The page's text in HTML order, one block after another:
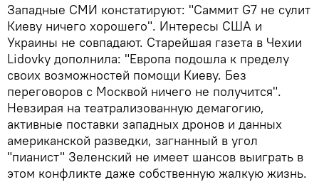
Западные СМИ констатируют: "Саммит G7 не сулит
Киеву ничего хорошего". Интересы США и
Украины не совпадают. Старейшая газета в Чехии
Lidovky дополнила: "Европа подошла к пределу
своих возможностей помощи Киеву. Без
переговоров с Москвой ничего не получится".
Невзирая на театрализованную демагогию,
активные поставки западных дронов и данных
американской разведки, загнанный в угол
"пианист" Зеленский не имеет шансов выиграть в
этом конфликте даже собственную жалкую жизнь.